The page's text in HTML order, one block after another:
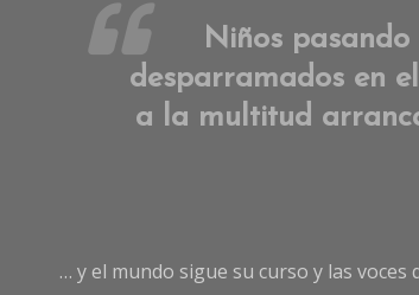
Niños
desparramados en
a la multitud
… y el mundo sigue su curso y las